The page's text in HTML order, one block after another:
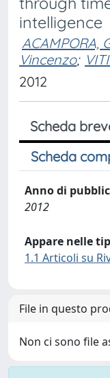
intelligence
ACAMPORA,
Vincenzo;
2012
Scheda
Scheda
Anno di
2012
Appare nelle
1.1 Articoli su
File in questo
Non ci sono file